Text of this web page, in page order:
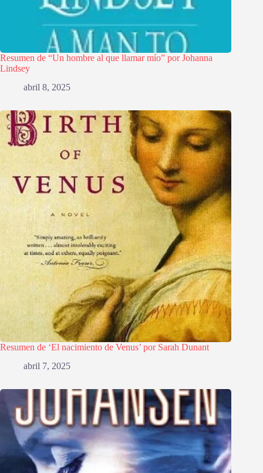
Resumen de “Un hombre al que llamar mío” por Johanna
Lindsey
abril 8, 2025
Resumen de ‘El nacimiento de Venus’ por Sarah Dunant
abril 7, 2025